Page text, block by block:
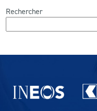
Rechercher
Partenaires du lausanne-Sport